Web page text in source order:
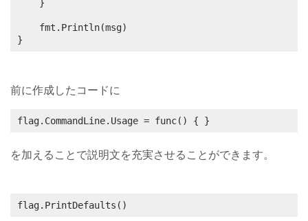
}
前に作成したコードに
flag.CommandLine.Usage = func() { }
を加えることで説明文を充実させることができます。
flag.PrintDefaults()